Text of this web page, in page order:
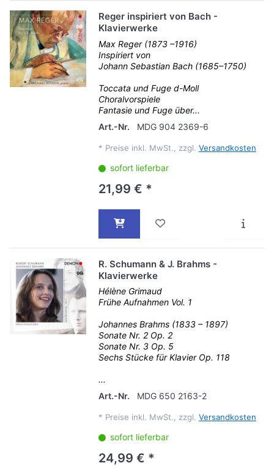
Reger inspiriert von Bach -
Klavierwerke
Max Reger (1873 –1916)
Inspiriert von
Johann Sebastian Bach (1685–1750)
Toccata und Fuge d-Moll
Choralvorspiele
Fantasie und Fuge über...
Art.-Nr.
MDG 904 2369-6
* Preise inkl. MwSt., zzgl. Versandkosten
sofort lieferbar
21,99 € *
R. Schumann & J. Brahms -
Klavierwerke
Hélène Grimaud
Frühe Aufnahmen Vol. 1
Johannes Brahms (1833 – 1897)
Sonate Nr. 2 Op. 2
Sonate Nr. 3 Op. 5
Sechs Stücke für Klavier Op. 118
...
Art.-Nr.
MDG 650 2163-2
* Preise inkl. MwSt., zzgl. Versandkosten
sofort lieferbar
24,99 € *